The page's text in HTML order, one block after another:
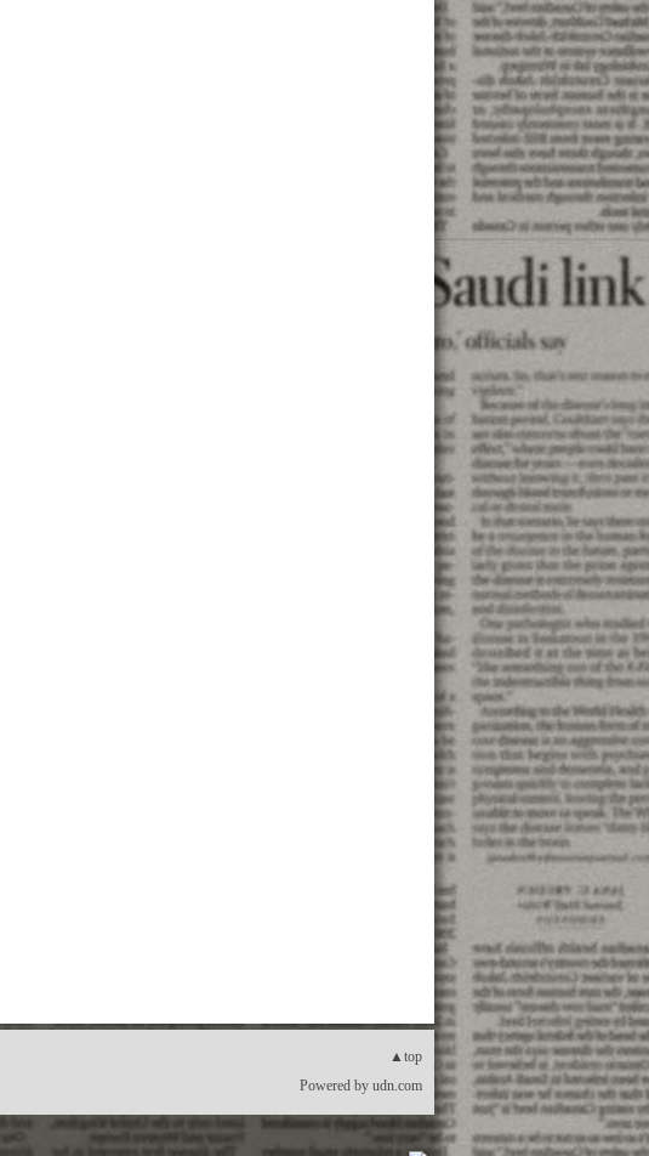
▲top
Powered by udn.com